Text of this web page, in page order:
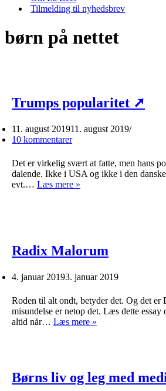
Tilmelding til nyhedsbrev
børn på nettet
Trumps popularitet ➚
11. august 201911. august 2019
10 kommentarer
Det er virkelig svært at fatte, men hans
dalende. Ikke i USA og ikke i den
evt.… Læs mere »
Radix Malorum
4. januar 20193. januar 2019
Roden til alt ondt, betyder det. Og det er
misundelse er netop det. Læs dette essay
altid når… Læs mere »
Børns liv og leg med